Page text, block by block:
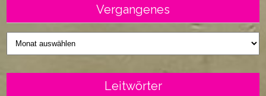
Vergangenes
Vergangenes
Leitwörter